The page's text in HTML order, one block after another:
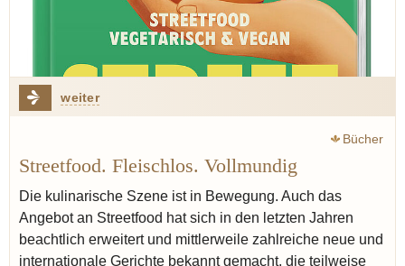
weiter
Bücher
Streetfood. Fleischlos. Vollmundig
Die kulinarische Szene ist in Bewegung. Auch das
Angebot an Streetfood hat sich in den letzten Jahren
beachtlich erweitert und mittlerweile zahlreiche neue und
internationale Gerichte bekannt gemacht, die teilweise